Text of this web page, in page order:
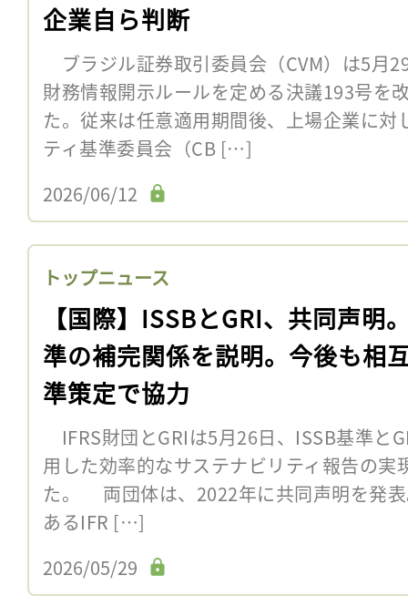
企業自ら判断
ブラジル証券取引委員会（CVM）は5月
財務情報開示ルールを定める決議193号を
た。従来は任意適用期間後、上場企業に
ティ基準委員会（CB […]
2026/06/12
トップニュース
【国際】ISSBとGRI、共同声明
準の補完関係を説明。今後も相
準策定で協力
IFRS財団とGRIは5月26日、ISSB基準と
用した効率的なサステナビリティ報告の実
た。 両団体は、2022年に共同声明を発
あるIFR […]
2026/05/29